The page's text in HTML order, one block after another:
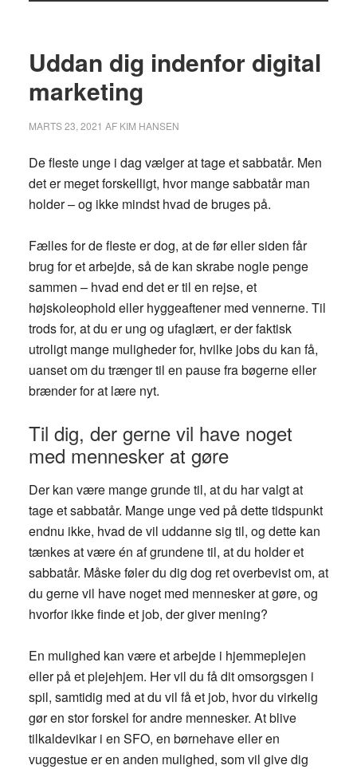
Uddan dig indenfor digital
marketing
MARTS 23, 2021 AF KIM HANSEN
De fleste unge i dag vælger at tage et sabbatår. Men
det er meget forskelligt, hvor mange sabbatår man
holder – og ikke mindst hvad de bruges på.
Fælles for de fleste er dog, at de før eller siden får
brug for et arbejde, så de kan skrabe nogle penge
sammen – hvad end det er til en rejse, et
højskoleophold eller hyggeaftener med vennerne. Til
trods for, at du er ung og ufaglært, er der faktisk
utroligt mange muligheder for, hvilke jobs du kan få,
uanset om du trænger til en pause fra bøgerne eller
brænder for at lære nyt.
Til dig, der gerne vil have noget
med mennesker at gøre
Der kan være mange grunde til, at du har valgt at
tage et sabbatår. Mange unge ved på dette tidspunkt
endnu ikke, hvad de vil uddanne sig til, og dette kan
tænkes at være én af grundene til, at du holder et
sabbatår. Måske føler du dig dog ret overbevist om, at
du gerne vil have noget med mennesker at gøre, og
hvorfor ikke finde et job, der giver mening?
En mulighed kan være et arbejde i hjemmeplejen
eller på et plejehjem. Her vil du få dit omsorgsgen i
spil, samtidig med at du vil få et job, hvor du virkelig
gør en stor forskel for andre mennesker. At blive
tilkaldevikar i en SFO, en børnehave eller en
vuggestue er en anden mulighed, som vil give dig